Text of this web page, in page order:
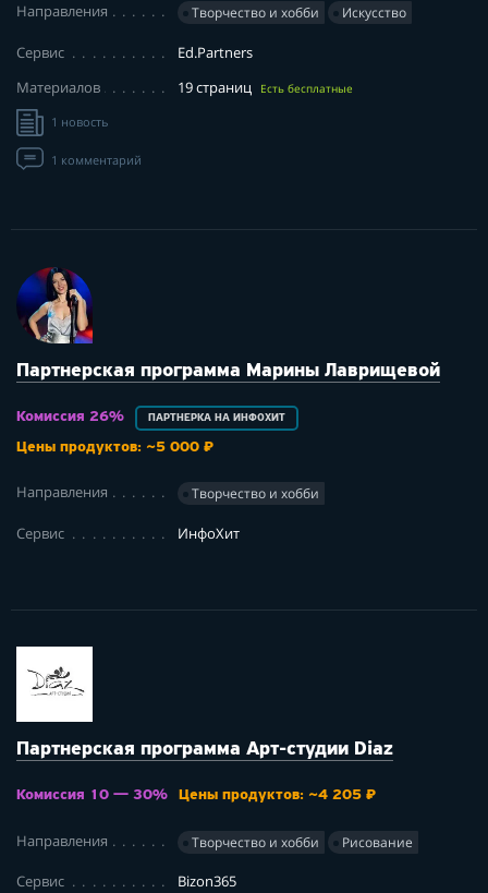
Направления Творчество и хобби Искусство
Сервис
Ed.Partners
Материалов
19 страниц Есть бесплатные
1 новость
1 комментарий
Партнерская программа Марины Лаврищевой
Комиссия 26% ПАРТНЕРКА НА ИНФОХИТ
Цены продуктов: ~5 000 ₽
Направления Творчество и хобби
Сервис ИнфоХит
Партнерская программа Арт-студии Diaz
Комиссия 10 — 30% Цены продуктов: ~4 205 ₽
Направления Творчество и хобби Рисование
Сервис Bizon365